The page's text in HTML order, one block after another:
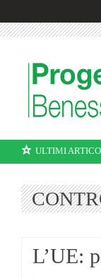
ULTIMI
L’UE: